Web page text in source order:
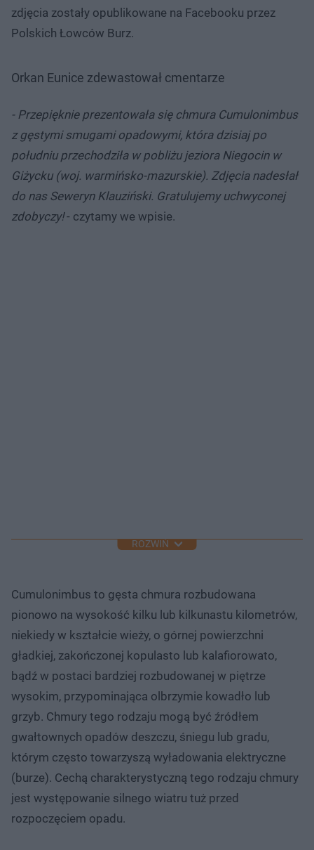
zdjęcia zostały opublikowane na Facebooku przez
Polskich Łowców Burz.
Orkan Eunice zdewastował cmentarze
- Przepięknie prezentowała się chmura Cumulonimbus
z gęstymi smugami opadowymi, która dzisiaj po
południu przechodziła w pobliżu jeziora Niegocin w
Giżycku (woj. warmińsko-mazurskie). Zdjęcia nadesłał
do nas Seweryn Klauziński. Gratulujemy uchwyconej
zdobyczy!- czytamy we wpisie.
ROZWIŃ
Cumulonimbus to gęsta chmura rozbudowana
pionowo na wysokość kilku lub kilkunastu kilometrów,
niekiedy w kształcie wieży, o górnej powierzchni
gładkiej, zakończonej kopulasto lub kalafiorowato,
bądź w postaci bardziej rozbudowanej w piętrze
wysokim, przypominająca olbrzymie kowadło lub
grzyb. Chmury tego rodzaju mogą być źródłem
gwałtownych opadów deszczu, śniegu lub gradu,
którym często towarzyszą wyładowania elektryczne
(burze). Cechą charakterystyczną tego rodzaju chmury
jest występowanie silnego wiatru tuż przed
rozpoczęciem opadu.